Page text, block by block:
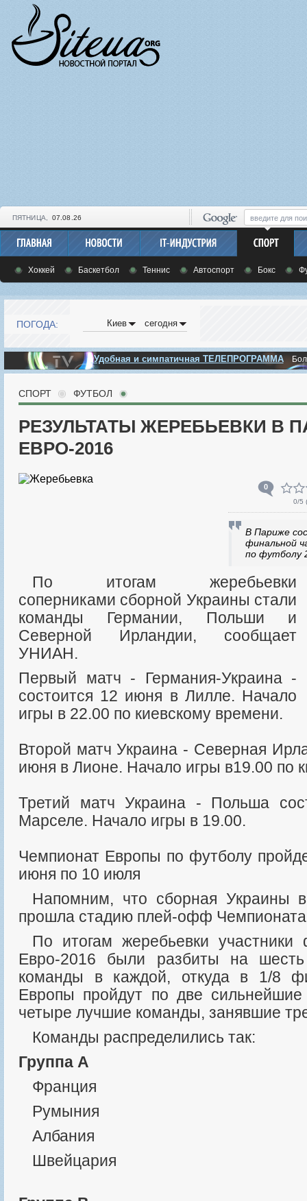
ПЯТНИЦА, 07.08.26
Хоккей Баскетбол Теннис Автоспорт Бокс
ПОГОДА: Киев сегодня
Удобная и симпатичная ТЕЛЕПРОГРАММА
СПОРТ ФУТБОЛ
РЕЗУЛЬТАТЫ ЖЕРЕБЬЕВКИ В
ЕВРО-2016
0
0/5 (
В Париже
финальной
по футболу
По итогам жеребьевки
соперниками сборной Украины стали
команды Германии, Польши и
Северной Ирландии, сообщает
УНИАН.
Первый матч - Германия-Украина -
состоится 12 июня в Лилле. Начало
игры в 22.00 по киевскому времени.
Второй матч Украина - Северная
июня в Лионе. Начало игры в19.00 по
Третий матч Украина - Польша
Марселе. Начало игры в 19.00.
Чемпионат Европы по футболу
июня по 10 июля
Напомним, что сборная Украины впервые в истории
прошла стадию плей-офф
По итогам жеребьевки участники финальной стадии
Евро-2016 были разбиты на
команды в каждой, откуда в 1/8
Европы пройдут по две
четыре лучшие команды, занявшие
Команды распределились так:
Группа А
Франция
Румыния
Албания
Швейцария